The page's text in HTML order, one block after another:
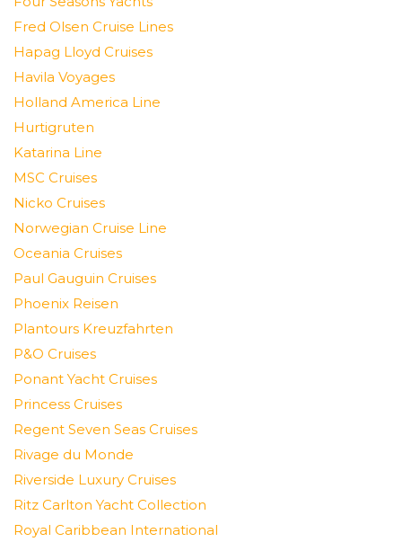
Fred Olsen Cruise Lines
Hapag Lloyd Cruises
Havila Voyages
Holland America Line
Hurtigruten
Katarina Line
MSC Cruises
Nicko Cruises
Norwegian Cruise Line
Oceania Cruises
Paul Gauguin Cruises
Phoenix Reisen
Plantours Kreuzfahrten
P&O Cruises
Ponant Yacht Cruises
Princess Cruises
Regent Seven Seas Cruises
Rivage du Monde
Riverside Luxury Cruises
Ritz Carlton Yacht Collection
Royal Caribbean International